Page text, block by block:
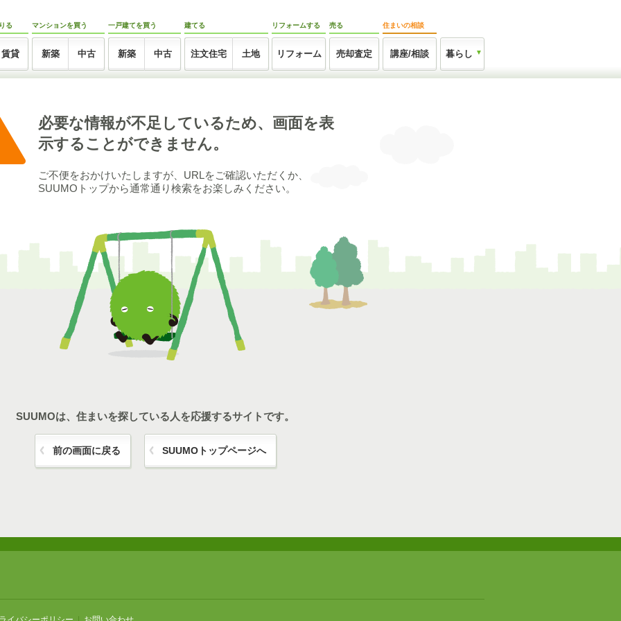
る
賃貸
マンションを買う
新築 中古
一戸建てを買う
新築 中古
建てる
注文住宅 土地
リフォームする
リフォーム
売る
売却査定
住まいの相談
講座/相談 暮らし
必要な情報が不足しているため、画面を表
示することができません。
ご不便をおかけいたしますが、URLをご確認いただくか、
SUUMOトップから通常通り検索をお楽しみください。
SUUMOは、住まいを探している人を応援するサイトです。
前の画面に戻る SUUMOトップページへ